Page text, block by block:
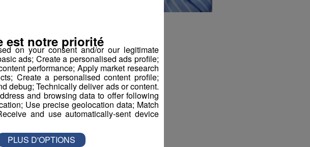
on your consent and/or our legitimate
ads; Create a personalised ads profile;
performance; Apply market research
Create a personalised content profile;
debug; Technically deliver ads or content.
and browsing data to offer following
Use precise geolocation data; Match
and use automatically-sent device
est notre priorité
PLUS D'OPTIONS